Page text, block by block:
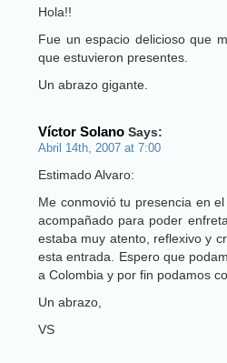
Hola!!
Fue un espacio delicioso que
que estuvieron presentes.
Un abrazo gigante.
Víctor Solano Says:
Abril 14th, 2007 at 7:00
Estimado Alvaro:
Me conmovió tu presencia en
acompañado para poder
estaba muy atento, reflexivo y
esta entrada. Espero que
a Colombia y por fin podamos
Un abrazo,
VS